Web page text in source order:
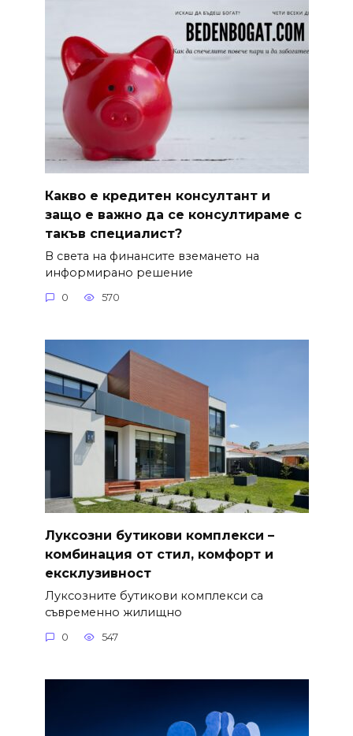
Какво е кредитен консултант и
защо е важно да се консултираме с
такъв специалист?
В света на финансите вземането на
информирано решение
0 570
Луксозни бутикови комплекси –
комбинация от стил, комфорт и
ексклузивност
Луксозните бутикови комплекси са
съвременно жилищно
0 547